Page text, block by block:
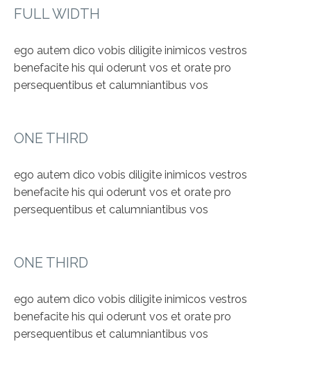
FULL WIDTH
ego autem dico vobis diligite inimicos vestros
benefacite his qui oderunt vos et orate pro
persequentibus et calumniantibus vos
ONE THIRD
ego autem dico vobis diligite inimicos vestros
benefacite his qui oderunt vos et orate pro
persequentibus et calumniantibus vos
ONE THIRD
ego autem dico vobis diligite inimicos vestros
benefacite his qui oderunt vos et orate pro
persequentibus et calumniantibus vos